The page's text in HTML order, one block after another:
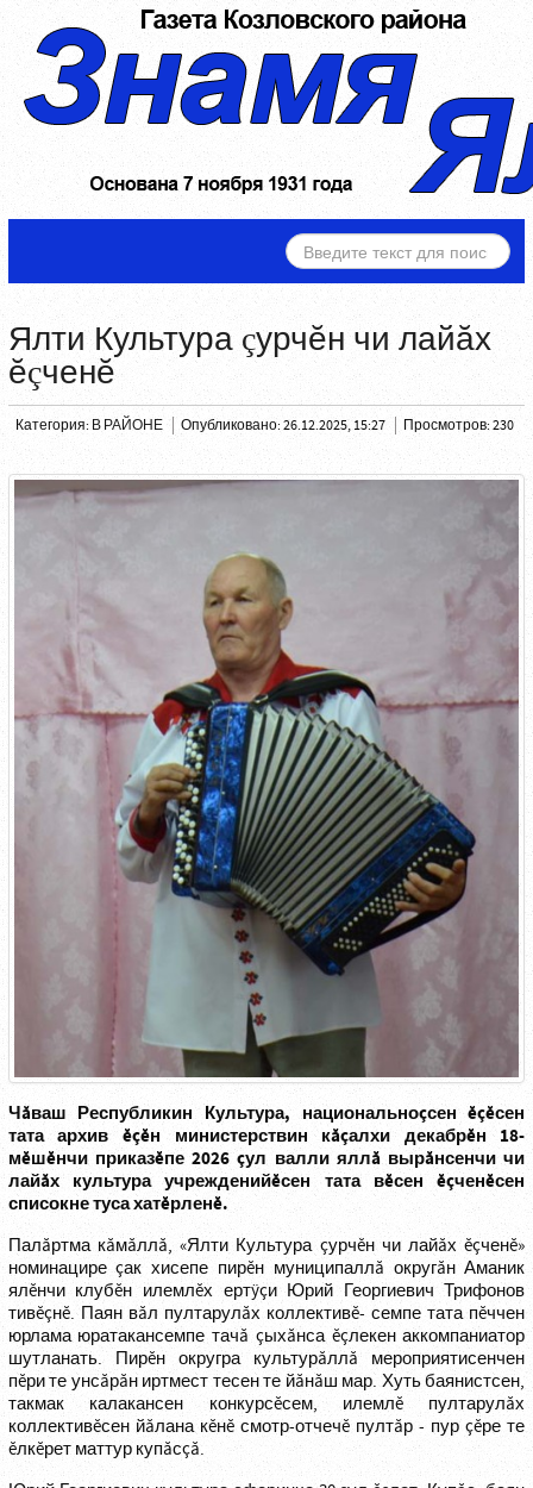
ИСКАТЬ...
Ялти Культура çурчĕн чи лайăх
ĕçченĕ
Категория: В РАЙОНЕ Опубликовано: 26.12.2025, 15:27 Просмотров: 230
Чăваш Республикин Культура, национальноçсен ĕçĕсен
тата архив ĕçĕн министерствин кăçалхи декабрĕн 18-
мĕшĕнчи приказĕпе 2026 çул валли яллă вырăнсенчи чи
лайăх культура учрежденийĕсен тата вĕсен ĕçченĕсен
списокне туса хатĕрленĕ.
Палăртма кăмăллă, «Ялти Культура çурчĕн чи лайăх ĕçченĕ»
номинацире çак хисепе пирĕн муниципаллă округăн Аманик
ялĕнчи клубĕн илемлĕх ертÿçи Юрий Георгиевич Трифонов
тивĕçнĕ. Паян вăл пултарулăх коллективĕ- семпе тата пĕччен
юрлама юратакансемпе тачă çыхăнса ĕçлекен аккомпаниатор
шутланать. Пирĕн округра культурăллă мероприятисенчен
пĕри те унсăрăн иртмест тесен те йăнăш мар. Хуть баянистсен,
такмак калакансен конкурсĕсем, илемлĕ пултарулăх
коллективĕсен йăлана кĕнĕ смотр-отчечĕ пултăр - пур çĕре те
ĕлкĕрет маттур купăсçă.